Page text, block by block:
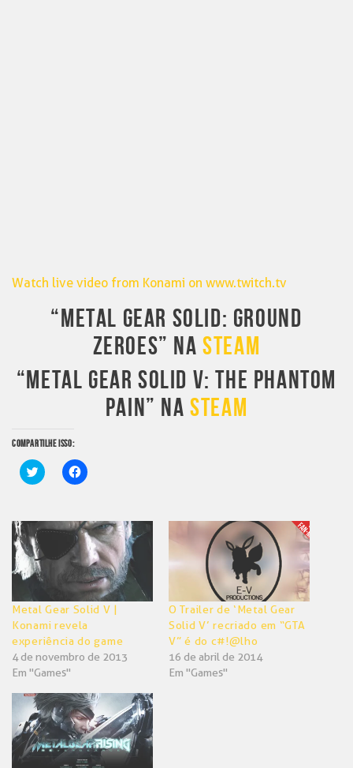
Watch live video from Konami on www.twitch.tv
“METAL GEAR SOLID: GROUND
ZEROES” NASTEAM
“METAL GEAR SOLID V: THE PHANTOM
PAIN” NASTEAM
COMPARTILHE ISSO:
Clique
para
em
nova
Clique
para
em
nova
janela)
Metal Gear Solid V |
Konami revela
experiência do game
4 de novembro de 2013
Em "Games"
O Trailer de ‘Metal Gear
Solid V’ recriado em “GTA
V” é do c#!@lho
16 de abril de 2014
Em "Games"